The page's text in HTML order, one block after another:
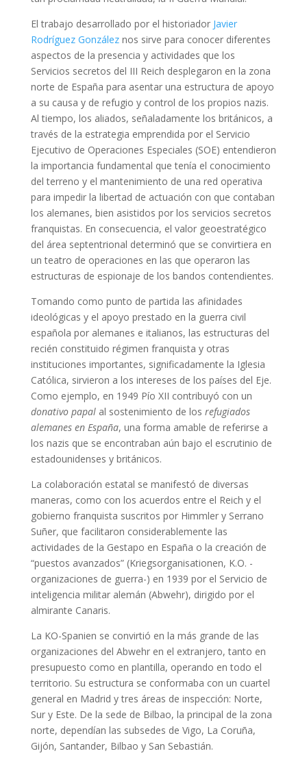
El trabajo desarrollado por el historiador Javier
Rodríguez Gonzáleznos sirve para conocer diferentes
aspectos de la presencia y actividades que los
Servicios secretos del III Reich desplegaron en la zona
norte de España para asentar una estructura de apoyo
a su causa y de refugio y control de los propios nazis.
Al tiempo, los aliados, señaladamente los británicos, a
través de la estrategia emprendida por el Servicio
Ejecutivo de Operaciones Especiales (SOE) entendieron
la importancia fundamental que tenía el conocimiento
del terreno y el mantenimiento de una red operativa
para impedir la libertad de actuación con que contaban
los alemanes, bien asistidos por los servicios secretos
franquistas. En consecuencia, el valor geoestratégico
del área septentrional determinó que se convirtiera en
un teatro de operaciones en las que operaron las
estructuras de espionaje de los bandos contendientes.
Tomando como punto de partida las afinidades
ideológicas y el apoyo prestado en la guerra civil
española por alemanes e italianos, las estructuras del
recién constituido régimen franquista y otras
instituciones importantes, significadamente la Iglesia
Católica, sirvieron a los intereses de los países del Eje.
Como ejemplo, en 1949 Pío XII contribuyó con un
donativo papalal sostenimiento de los refugiados
alemanes en España, una forma amable de referirse a
los nazis que se encontraban aún bajo el escrutinio de
estadounidenses y británicos.
La colaboración estatal se manifestó de diversas
maneras, como con los acuerdos entre el Reich y el
gobierno franquista suscritos por Himmler y Serrano
Suñer, que facilitaron considerablemente las
actividades de la Gestapo en España o la creación de
“puestos avanzados” (Kriegsorganisationen, K.O. -
organizaciones de guerra-) en 1939 por el Servicio de
inteligencia militar alemán (Abwehr), dirigido por el
almirante Canaris.
La KO-Spanien se convirtió en la más grande de las
organizaciones del Abwehr en el extranjero, tanto en
presupuesto como en plantilla, operando en todo el
territorio. Su estructura se conformaba con un cuartel
general en Madrid y tres áreas de inspección: Norte,
Sur y Este. De la sede de Bilbao, la principal de la zona
norte, dependían las subsedes de Vigo, La Coruña,
Gijón, Santander, Bilbao y San Sebastián.